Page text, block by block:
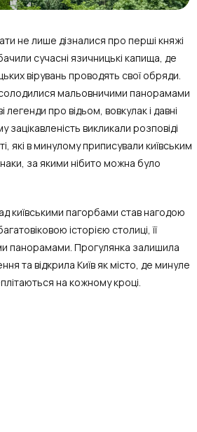
не лише дізналися про перші княжі
сучасні язичницькі капища, де
вірувань проводять свої обряди.
мальовничими панорамами
легенди про відьом, вовкулак і давні
зацікавленість викликали розповіді
які в минулому приписували київським
за якими нібито можна було
київськими пагорбами став нагодою
історією столиці, її
панорамами. Прогулянка залишила
та відкрила Київ як місто, де минуле
на кожному кроці.